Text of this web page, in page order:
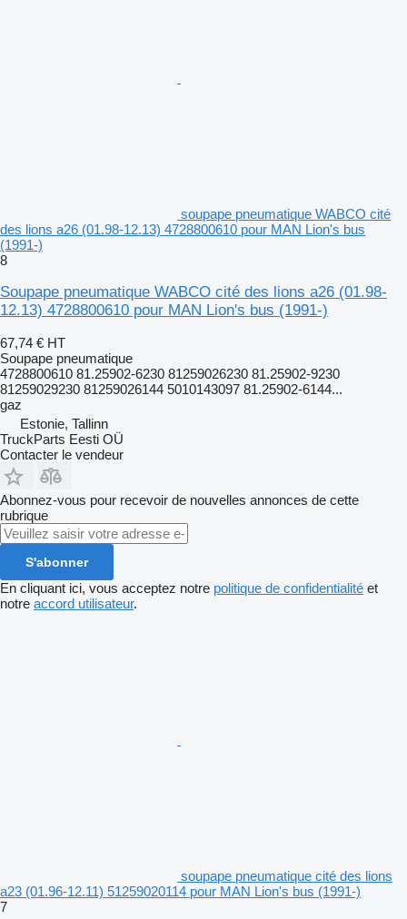
soupape pneumatique WABCO cité
des lions a26 (01.98-12.13) 4728800610 pour MAN Lion's bus
(1991-)
8
Soupape pneumatique WABCO cité des lions a26 (01.98-
12.13) 4728800610 pour MAN Lion's bus (1991-)
67,74 € HT
Soupape pneumatique
4728800610 81.25902-6230 81259026230 81.25902-9230
81259029230 81259026144 5010143097 81.25902-6144...
gaz
Estonie, Tallinn
TruckParts Eesti OÜ
Contacter le vendeur
Abonnez-vous pour recevoir de nouvelles annonces de cette
rubrique
S'abonner
En cliquant ici, vous acceptez notre politique de confidentialité et
notre accord utilisateur.
soupape pneumatique cité des lions
a23 (01.96-12.11) 51259020114 pour MAN Lion's bus (1991-)
7